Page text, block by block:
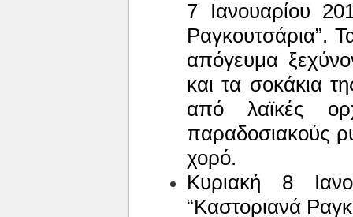
7 Ιανουαρίου
Ραγκουτσάρια”.
απόγευμα
και τα σοκάκια
από λαϊκές
παραδοσιακούς
χορό.
Κυριακή 8
“Καστοριανά